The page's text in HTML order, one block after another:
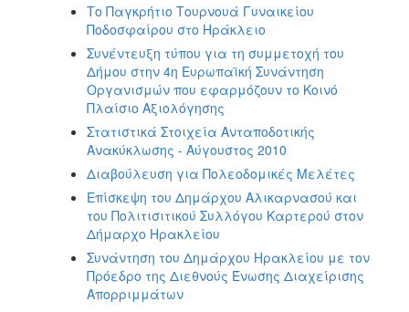
Το Παγκρήτιο Τουρνουά Γυναικείου
Ποδοσφαίρου στο Ηράκλειο
Συνέντευξη τύπου για τη συμμετοχή του
Δήμου στην 4η Ευρωπαϊκή Συνάντηση
Οργανισμών που εφαρμόζουν το Κοινό
Πλαίσιο Αξιολόγησης
Στατιστικά Στοιχεία Ανταποδοτικής
Ανακύκλωσης - Αύγουστος 2010
Διαβούλευση για Πολεοδομικές Μελέτες
Επίσκεψη του Δημάρχου Αλικαρνασού και
του Πολιτισιτικού Συλλόγου Καρτερού στον
Δήμαρχο Ηρακλείου
Συνάντηση του Δημάρχου Ηρακλείου με τον
Πρόεδρο της Διεθνούς Ένωσης Διαχείρισης
Απορριμμάτων